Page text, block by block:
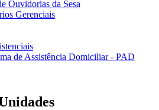
Ouvidorias da Sesa
Gerenciais
de Assistência Domiciliar - PAD